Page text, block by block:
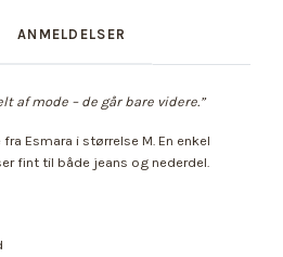
ANMELDELSER
af mode – de går bare videre.”
Esmara i størrelse M. En enkel
fint til både jeans og nederdel.